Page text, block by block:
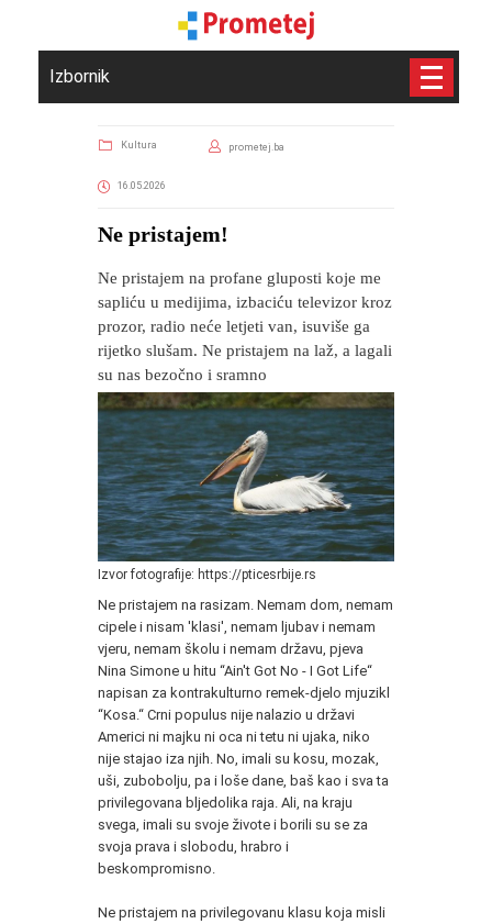
Izbornik
Kultura prometej.ba
16.05.2026
Ne pristajem!
Ne pristajem na profane gluposti koje me
sapliću u medijima, izbaciću televizor kroz
prozor, radio neće letjeti van, isuviše ga
rijetko slušam. Ne pristajem na laž, a lagali
su nas bezočno i sramno
Izvor fotografije: https://pticesrbije.rs
Ne pristajem na rasizam. Nemam dom, nemam
cipele i nisam 'klasi', nemam ljubav i nemam
vjeru, nemam školu i nemam državu, pjeva
Nina Simone u hitu “Ain't Got No - I Got Life“
napisan za kontrakulturno remek-djelo mjuzikl
“Kosa.“ Crni populus nije nalazio u državi
Americi ni majku ni oca ni tetu ni ujaka, niko
nije stajao iza njih. No, imali su kosu, mozak,
uši, zubobolju, pa i loše dane, baš kao i sva ta
privilegovana bljedolika raja. Ali, na kraju
svega, imali su svoje živote i borili su se za
svoja prava i slobodu, hrabro i
beskompromisno.
Ne pristajem na privilegovanu klasu koja misli